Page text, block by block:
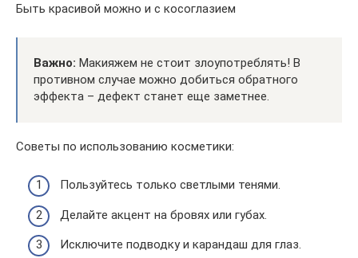
Быть красивой можно и с косоглазием
Важно: Макияжем не стоит злоупотреблять! В
противном случае можно добиться обратного
эффекта – дефект станет еще заметнее.
Советы по использованию косметики:
Пользуйтесь только светлыми тенями.
Делайте акцент на бровях или губах.
Исключите подводку и карандаш для глаз.